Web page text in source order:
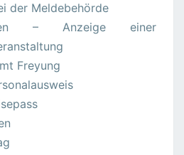
der Meldebehörde
– Anzeige einer
Freyung